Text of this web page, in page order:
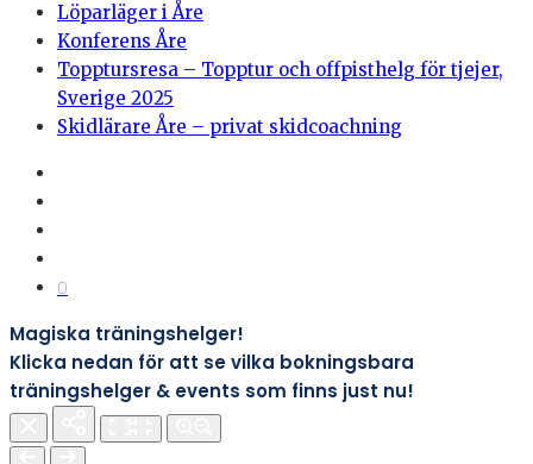
Löparläger i Åre
Konferens Åre
Topptursresa – Topptur och offpisthelg för tjejer,
Sverige 2025
Skidlärare Åre – privat skidcoachning
0
Magiska träningshelger!
Klicka nedan för att se vilka bokningsbara
träningshelger & events som finns just nu!